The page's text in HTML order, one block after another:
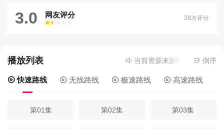
3.0 网友评分
很差
较差还行推荐力荐
28次评分
播放列表 当前资源来源快速路线- 在线
倒序
快速路线 无线路线 极速路线 高速路线
第01集 第02集 第03集